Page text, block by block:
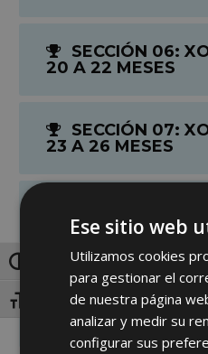
Toggle High Contrast
Toggle Font size
SECCIÓN 06:
20 A 22 MESES
SECCIÓN 07:
23 A 26 MESES
CAMPIONA DE
SECCIÓN 11:
LACTACIÓN ATA
Ese sitio web
Utilizamos cookies
para gestionar el
de nuestra página
analizar y medir su
configurar sus